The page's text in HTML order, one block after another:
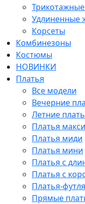
Удлиненные
Корсеты
Комбинезоны
Костюмы
НОВИНКИ
Платья
Все модели
Вечерние
Летние
Платья макси
Платья миди
Платья мини
Платья с
Платья с
Платья-
Прямые